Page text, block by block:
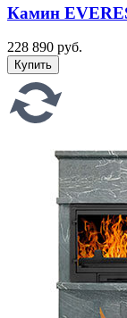
Камин
228 890 руб.